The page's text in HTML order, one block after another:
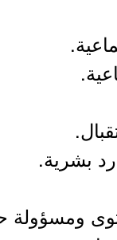
بشرية.
ومسؤولة